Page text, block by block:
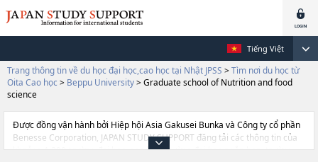
Tiếng Việt
Trang thông tin về du học đại học,cao học tại Nhật JPSS > Tìm nơi du học từ
Oita Cao học > Beppu University> Graduate school of Nutrition and food
science
Được đồng vận hành bởi Hiệp hội Asia Gakusei Bunka và Công ty cổ phần
Benesse Corporation, JAPAN STUDY SUPPORT đăng tải các thông tin của
khoảng 1.300 trường đại học, cao học, trường đại học ngắn hạn, trường